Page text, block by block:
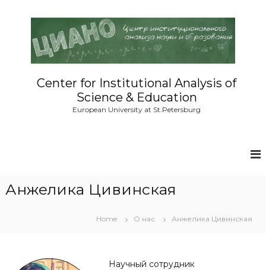
Center for Institutional Analysis of
Science & Education
European University at St.Petersburg
Анжелика Цивинская
Home О нас Анжелика Цивинская
Научный сотрудник